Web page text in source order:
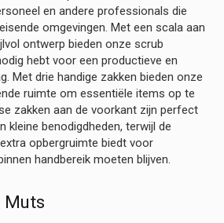
en andere professionals die
omgevingen. Met een scala aan
ontwerp bieden onze scrub
hebt voor een productieve en
Met drie handige zakken bieden onze
ruimte om essentiële items op te
zakken aan de voorkant zijn perfect
kleine benodigdheden, terwijl de
opbergruimte biedt voor
handbereik moeten blijven.
Muts